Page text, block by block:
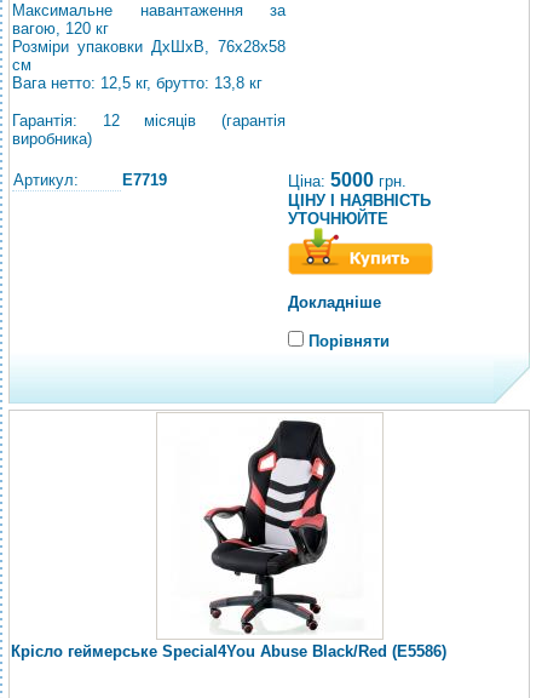
Максимальне навантаження за
вагою, 120 кг
Розміри упаковки ДхШхВ, 76х28х58
см
Вага нетто: 12,5 кг, брутто: 13,8 кг
Гарантія: 12 місяців (гарантія
виробника)
Артикул: E7719 Ціна: 5000 грн.
ЦІНУ І НАЯВНІСТЬ
УТОЧНЮЙТЕ
Докладніше
Порівняти
Крісло геймерське Special4You Abuse Black/Red (E5586)